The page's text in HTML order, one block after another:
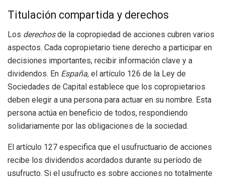
Titulación compartida y derechos
Los derechosde la copropiedad de acciones cubren varios
aspectos. Cada copropietario tiene derecho a participar en
decisiones importantes, recibir información clave y a
dividendos. En España, el artículo 126 de la Ley de
Sociedades de Capital establece que los copropietarios
deben elegir a una persona para actuar en su nombre. Esta
persona actúa en beneficio de todos, respondiendo
solidariamente por las obligaciones de la sociedad.
El artículo 127 especifica que el usufructuario de acciones
recibe los dividendos acordados durante su período de
usufructo. Si el usufructo es sobre acciones no totalmente